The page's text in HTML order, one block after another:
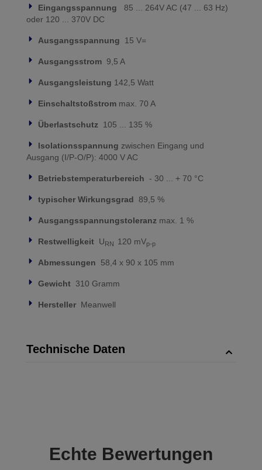
Eingangsspannung 85 ... 264V AC (47 ... 63 Hz)
oder 120 ... 370V DC
Ausgangsspannung 15 V=
Ausgangsstrom 9,5 A
Ausgangsleistung 142,5 Watt
Einschaltstoßstrom max. 70 A
Überlastschutz 105 ... 135 %
Isolationsspannung zwischen Eingang und
Ausgang (I/P-O/P): 4000 V AC
Betriebstemperaturbereich - 30 ... + 70 °C
typischer Wirkungsgrad 89,5 %
Ausgangsspannungstoleranz max. 1 %
Restwelligkeit URN 120 mVp-p
Abmessungen 58,4 x 90 x 105 mm
Gewicht 310 Gramm
Hersteller Meanwell
Technische Daten
Echte Bewertungen